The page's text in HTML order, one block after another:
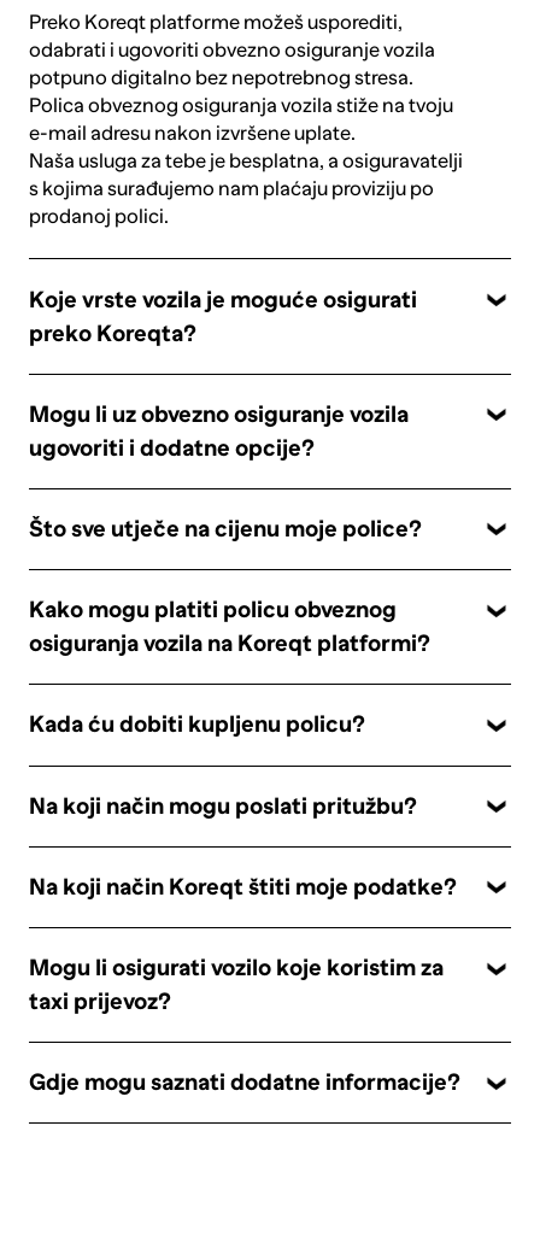
Preko Koreqt platforme možeš usporediti,
odabrati i ugovoriti obvezno osiguranje vozila
potpuno digitalno bez nepotrebnog stresa.
Polica obveznog osiguranja vozila stiže na tvoju
e-mail adresu nakon izvršene uplate.
Naša usluga za tebe je besplatna, a osiguravatelji
s kojima surađujemo nam plaćaju proviziju po
prodanoj polici.
Koje vrste vozila je moguće osigurati
preko Koreqta?
Mogu li uz obvezno osiguranje vozila
ugovoriti i dodatne opcije?
Što sve utječe na cijenu moje police?
Kako mogu platiti policu obveznog
osiguranja vozila na Koreqt platformi?
Kada ću dobiti kupljenu policu?
Na koji način mogu poslati pritužbu?
Na koji način Koreqt štiti moje podatke?
Mogu li osigurati vozilo koje koristim za
taxi prijevoz?
Gdje mogu saznati dodatne informacije?